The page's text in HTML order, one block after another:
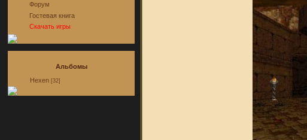
Форум
Гостевая книга
Скачать игры
Альбомы
Hexen [32]